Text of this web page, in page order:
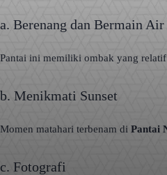
a. Berenang dan Bermain Air
Pantai ini memiliki ombak yang relatif
b. Menikmati Sunset
Momen matahari terbenam di Pantai
c. Fotografi